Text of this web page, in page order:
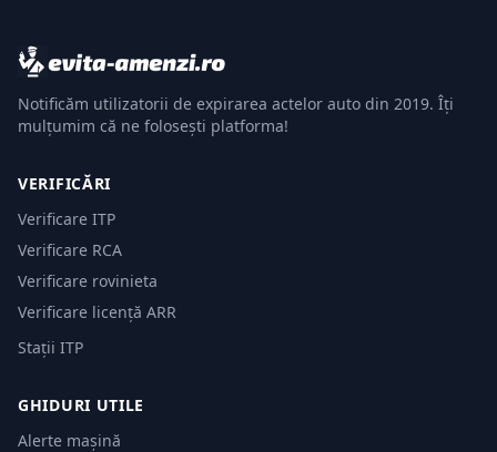
Notificăm utilizatorii de expirarea actelor auto din 2019. Îți
mulțumim că ne folosești platforma!
VERIFICĂRI
Verificare ITP
Verificare RCA
Verificare rovinieta
Verificare licență ARR
Stații ITP
GHIDURI UTILE
Alerte mașină